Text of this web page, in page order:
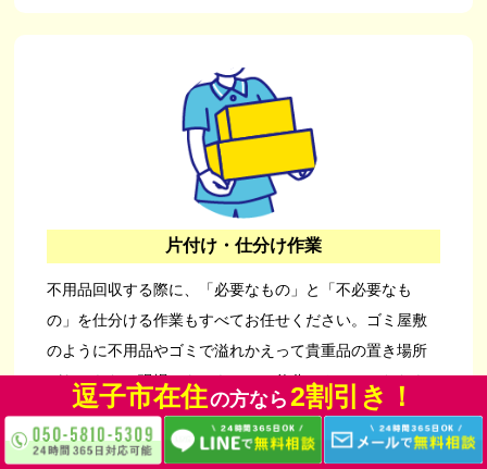
逗子市在住の方なら 2割引き！
逗子市在住の方なら 2割引き！
片付け・仕分け作業
不用品回収する際に、「必要なもの」と「不必要なも
の」を仕分ける作業もすべてお任せください。ゴミ屋敷
のように不用品やゴミで溢れかえって貴重品の置き場所
がわからない現場でも、きちんと仕分けさせていただき
ます。仕分け後の片付けまでオールインワンで対応いた
します。
逗子市在住の方なら 2割引き！
逗子市在住の方なら 2割引き！
逗子市在住の方なら 2割引き！
逗子市在住の方なら 2割引き！
逗子市在住の方なら 2割引き！
逗子市在住の方なら 2割引き！